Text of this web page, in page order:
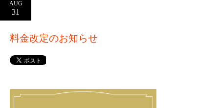
AUG
31
料金改定のお知らせ